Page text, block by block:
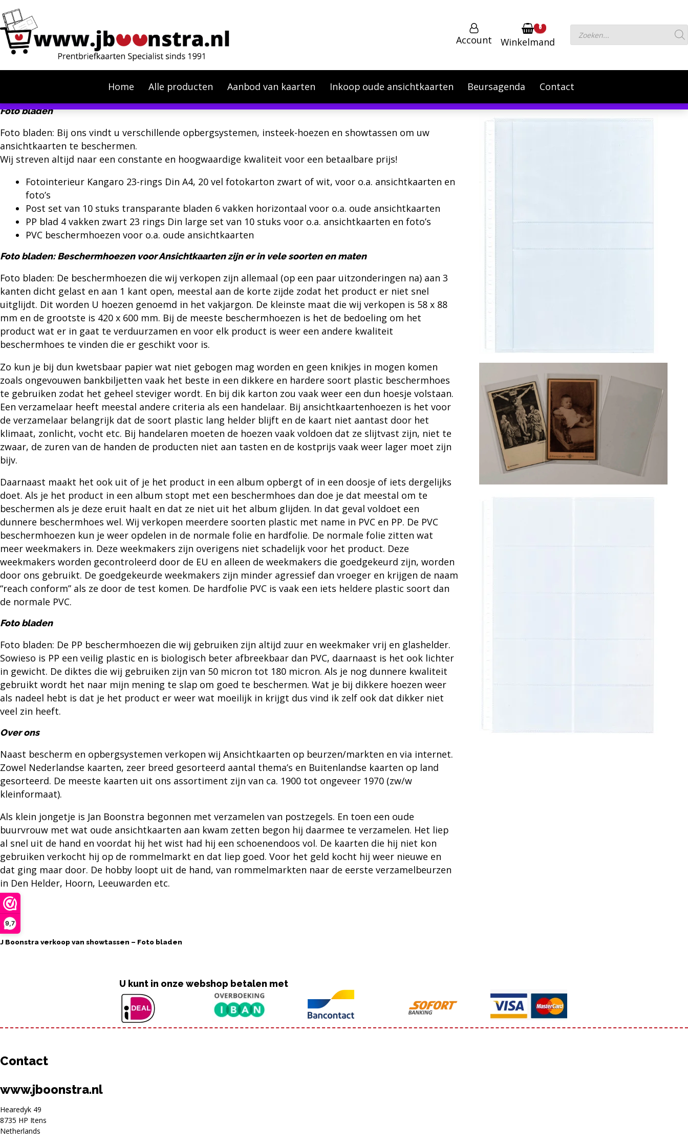
9,7
In verband met de stijgende olieprijzen zijn wij genoodzaakt om onze prijzen per 1 September te verhogen.Negeren
Account
0
Winkelmand
Producten
Home Alle producten Aanbod van kaarten Inkoop oude ansichtkaarten Beursagenda
Contact
Foto bladen
Foto bladen: Bij ons vindt u verschillende opbergsystemen, insteek-hoezen en showtassen om uw
ansichtkaarten te beschermen.
Wij streven altijd naar een constante en hoogwaardige kwaliteit voor een betaalbare prijs!
Fotointerieur Kangaro 23-rings Din A4, 20 vel fotokarton zwart of wit, voor o.a. ansichtkaarten en
foto’s
Post set van 10 stuks transparante bladen 6 vakken horizontaal voor o.a. oude ansichtkaarten
PP blad 4 vakken zwart 23 rings Din large set van 10 stuks voor o.a. ansichtkaarten en foto’s
PVC beschermhoezen voor o.a. oude ansichtkaarten
Foto bladen: Beschermhoezen voor Ansichtkaarten zijn er in vele soorten en maten
Foto bladen: De beschermhoezen die wij verkopen zijn allemaal (op een paar uitzonderingen na) aan 3
kanten dicht gelast en aan 1 kant open, meestal aan de korte zijde zodat het product er niet snel
uitglijdt. Dit worden U hoezen genoemd in het vakjargon. De kleinste maat die wij verkopen is 58 x 88
mm en de grootste is 420 x 600 mm. Bij de meeste beschermhoezen is het de bedoeling om het
product wat er in gaat te verduurzamen en voor elk product is weer een andere kwaliteit
beschermhoes te vinden die er geschikt voor is.
Zo kun je bij dun kwetsbaar papier wat niet gebogen mag worden en geen knikjes in mogen komen
zoals ongevouwen bankbiljetten vaak het beste in een dikkere en hardere soort plastic beschermhoes
te gebruiken zodat het geheel steviger wordt. En bij dik karton zou vaak weer een dun hoesje volstaan.
Een verzamelaar heeft meestal andere criteria als een handelaar. Bij ansichtkaartenhoezen is het voor
de verzamelaar belangrijk dat de soort plastic lang helder blijft en de kaart niet aantast door het
klimaat, zonlicht, vocht etc. Bij handelaren moeten de hoezen vaak voldoen dat ze slijtvast zijn, niet te
zwaar, de zuren van de handen de producten niet aan tasten en de kostprijs vaak weer lager moet zijn
bijv.
Daarnaast maakt het ook uit of je het product in een album opbergt of in een doosje of iets dergelijks
doet. Als je het product in een album stopt met een beschermhoes dan doe je dat meestal om te
beschermen als je deze eruit haalt en dat ze niet uit het album glijden. In dat geval voldoet een
dunnere beschermhoes wel. Wij verkopen meerdere soorten plastic met name in PVC en PP. De PVC
beschermhoezen kun je weer opdelen in de normale folie en hardfolie. De normale folie zitten wat
meer weekmakers in. Deze weekmakers zijn overigens niet schadelijk voor het product. Deze
weekmakers worden gecontroleerd door de EU en alleen de weekmakers die goedgekeurd zijn, worden
door ons gebruikt. De goedgekeurde weekmakers zijn minder agressief dan vroeger en krijgen de naam
“reach conform” als ze door de test komen. De hardfolie PVC is vaak een iets heldere plastic soort dan
de normale PVC.
Foto bladen
Foto bladen: De PP beschermhoezen die wij gebruiken zijn altijd zuur en weekmaker vrij en glashelder.
Sowieso is PP een veilig plastic en is biologisch beter afbreekbaar dan PVC, daarnaast is het ook lichter
in gewicht. De diktes die wij gebruiken zijn van 50 micron tot 180 micron. Als je nog dunnere kwaliteit
gebruikt wordt het naar mijn mening te slap om goed te beschermen. Wat je bij dikkere hoezen weer
als nadeel hebt is dat je het product er weer wat moeilijk in krijgt dus vind ik zelf ook dat dikker niet
veel zin heeft.
Over ons
Naast bescherm en opbergsystemen verkopen wij Ansichtkaarten op beurzen/markten en via internet.
Zowel Nederlandse kaarten, zeer breed gesorteerd aantal thema’s en Buitenlandse kaarten op land
gesorteerd. De meeste kaarten uit ons assortiment zijn van ca. 1900 tot ongeveer 1970 (zw/w
kleinformaat).
Als klein jongetje is Jan Boonstra begonnen met verzamelen van postzegels. En toen een oude
buurvrouw met wat oude ansichtkaarten aan kwam zetten begon hij daarmee te verzamelen. Het liep
al snel uit de hand en voordat hij het wist had hij een schoenendoos vol. De kaarten die hij niet kon
gebruiken verkocht hij op de rommelmarkt en dat liep goed. Voor het geld kocht hij weer nieuwe en
dat ging maar door. De hobby loopt uit de hand, van rommelmarkten naar de eerste verzamelbeurzen
in Den Helder, Hoorn, Leeuwarden etc.
Contact opnemen
J Boonstra verkoop van showtassen – Foto bladen
U kunt in onze webshop betalen met
Contact
www.jboonstra.nl
Hearedyk 49
8735 HP Itens
Netherlands